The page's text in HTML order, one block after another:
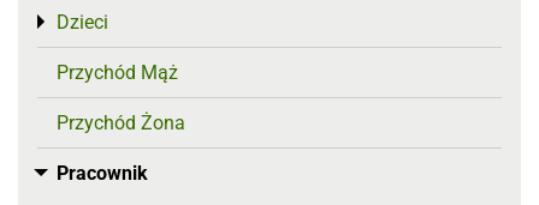
Dzieci
Toggle menu
Przychód Mąż
Przychód Żona
Pracownik
Toggle menu